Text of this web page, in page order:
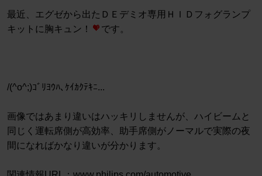
最近、エグゼから出たＤＥデミオ専用ＨＩＤフォグランプ
キットに胸キュン！
です。
/(^o^;)ｺﾞﾘﾖｳﾊ､ｹｲｶｸﾃｷﾆ...
画像ではあまり違いはハッキリしませんが、ハイビームと
同じく運転席側が高効率、助手席側がノーマルで実際の夜
間になればかなり違いが分かります。